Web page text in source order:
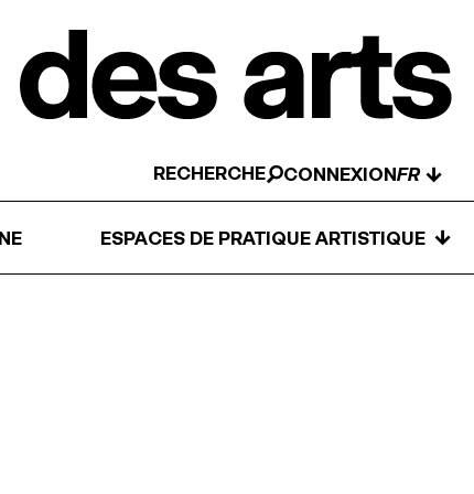
RECHERCHE CONNEXION ↓
ESPACES DE PRATIQUE ARTISTIQUE ↓